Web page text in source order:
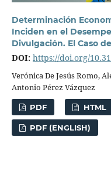
Determinación
Inciden en el
Divulgación. El Caso
DOI: https://doi.org/
Verónica De Jesús Romo,
Antonio Pérez Vázquez
PDF HTML
PDF (ENGLISH)